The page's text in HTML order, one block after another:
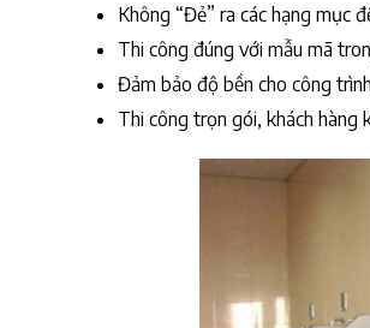
Không “Đẻ” ra các hạng mục
Thi công đúng với mẫu mã
Đảm bảo độ bền cho công
Thi công trọn gói, khách hàng